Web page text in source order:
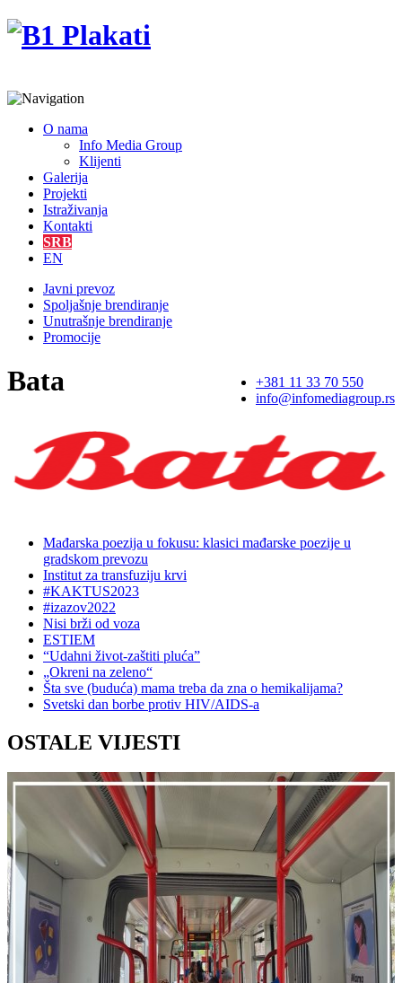
O nama
Info Media Group
Klijenti
Galerija
Projekti
Istraživanja
Kontakti
SRB
EN
Javni prevoz
Spoljašnje brendiranje
Unutrašnje brendiranje
Promocije
+381 11 33 70 550
info@infomediagroup.rs
Bata
Mađarska poezija u fokusu: klasici mađarske poezije u
gradskom prevozu
Institut za transfuziju krvi
#KAKTUS2023
#izazov2022
Nisi brži od voza
ESTIEM
“Udahni život-zaštiti pluća”
„Okreni na zeleno“
Šta sve (buduća) mama treba da zna o hemikalijama?
Svetski dan borbe protiv HIV/AIDS-a
OSTALE VIJESTI